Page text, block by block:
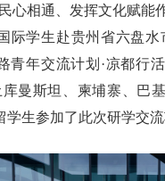
心相通、发挥文化赋能
际学生赴贵州省六盘水
青年交流计划·凉都行
曼斯坦、柬埔寨、巴
学生参加了此次研学交流